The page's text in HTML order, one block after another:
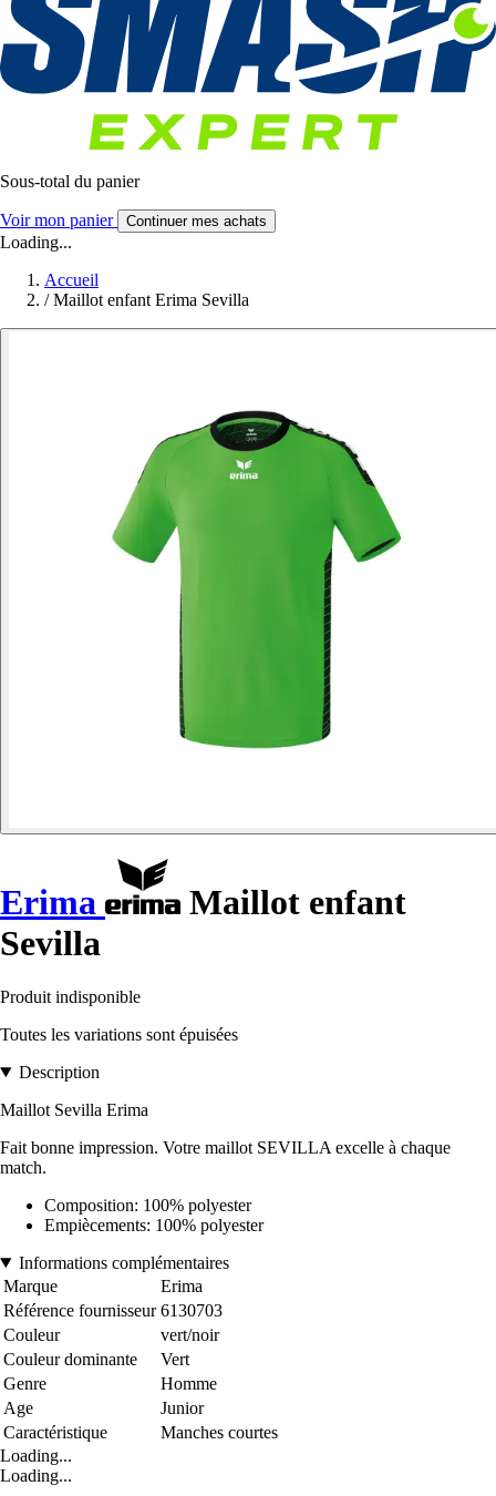
Sous-total du panier
Voir mon panier Continuer mes achats
Loading...
Accueil
/ Maillot enfant Erima Sevilla
Erima
Maillot enfant
Sevilla
Produit indisponible
Toutes les variations sont épuisées
Description
Maillot Sevilla Erima
Fait bonne impression. Votre maillot SEVILLA excelle à chaque
match.
Composition: 100% polyester
Empiècements: 100% polyester
Informations complémentaires
Marque
Erima
Référence fournisseur 6130703
Couleur
vert/noir
Couleur dominante
Vert
Genre
Homme
Age
Junior
Caractéristique
Manches courtes
Loading...
Loading...